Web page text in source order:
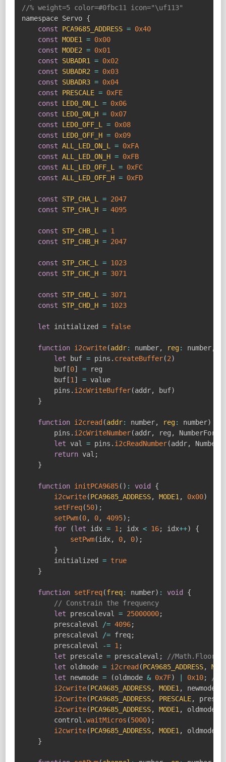
//% weight=5 color=#0fbc11 icon="\uf113"
namespace Servo {
const
PCA9685_ADDRESS = 0x40
const MODE1 = 0x00
const MODE2 = 0x01
const
SUBADR1 = 0x02
const
SUBADR2 = 0x03
const
SUBADR3 = 0x04
const
PRESCALE = 0xFE
const
LED0_ON_L = 0x06
const
LED0_ON_H = 0x07
const
LED0_OFF_L = 0x08
const
LED0_OFF_H = 0x09
const ALL_LED_ON_L = 0xFA
const ALL_LED_ON_H = 0xFB
const ALL_LED_OFF_L = 0xFC
const ALL_LED_OFF_H = 0xFD
const STP_CHA_L = 2047
const
STP_CHA_H = 4095
const STP_CHB_L = 1
const
STP_CHB_H = 2047
const STP_CHC_L = 1023
const
STP_CHC_H = 3071
const STP_CHD_L = 3071
const
STP_CHD_H = 1023
let initialized = false
function i2cwrite(addr: number, reg: number,
let buf = pins . createBuffer(2)
        buf
[0] = reg
        buf
[1 ] = value
        pins
. i2cWriteBuffer(addr, buf)
}
function i2cread (addr: number, reg: number)
        pins
. i2cWriteNumber(addr, reg ,
let val = pins . i2cReadNumber(addr,
return val ;
}
function initPCA9685( ) : void
{
i2cwrite(PCA9685_ADDRESS, MODE1 , 0x00)
setFreq(50) ;
setPwm(0, 0, 4095) ;
for
(let idx = 1 ; idx < 16; idx++)
{
setPwm(idx, 0, 0) ;
}
        initialized
= true
}
function setFreq(freq: number) : void
{
// Constrain the frequency
let prescaleval = 25000000;
        prescaleval
/= 4096;
        prescaleval
/= freq;
        prescaleval
-= 1 ;
let prescale = prescaleval ;
//
let oldmode = i2cread (PCA9685_ADDRESS,
let newmode = (oldmode & 0x7F) 0x10;
//
i2cwrite(PCA9685_ADDRESS, MODE1 , newmode
i2cwrite(PCA9685_ADDRESS, PRESCALE,
i2cwrite(PCA9685_ADDRESS, MODE1 , oldmode
        control
.waitMicros (5000) ;
i2cwrite(PCA9685_ADDRESS, MODE1 , oldmode
}